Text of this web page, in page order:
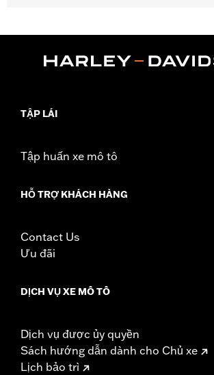
Board-To-Peg Conversion Kit P/N 50501640
(except '23-'25 FLHXSE, FLTRXSE, '24-'25
Installation Instructions
In the Box:Left and right footpegs,
d.com/warrantyfor full details
TẬP LÁI
Tập huấn xe mô tô
HỖ TRỢ KHÁCH HÀNG
Contact Us
Ưu đãi
DỊCH VỤ XE MÔ TÔ
Dịch vụ được ủy quyền
Sách hướng dẫn dành cho Chủ xe
Lịch bảo trì